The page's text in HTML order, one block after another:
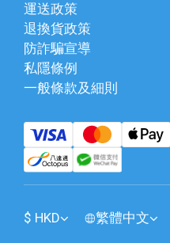
運送政策
退換貨政策
防詐騙宣導
私隱條例
一般條款及細則
$ HKD 繁體中文